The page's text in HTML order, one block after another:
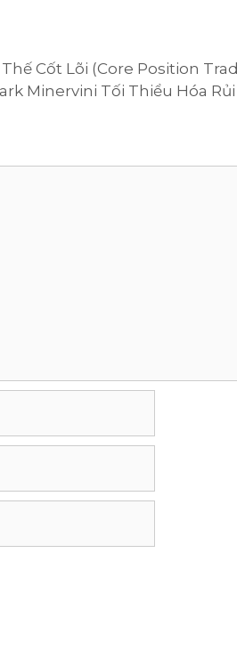
Cốt Lõi (Core Position
Minervini Tối Thiểu Hóa Rủi